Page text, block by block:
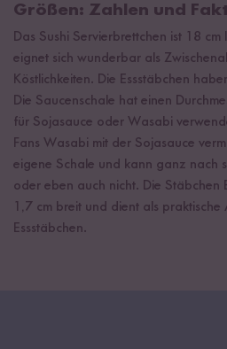
Größen: Zahlen und
Das Sushi Servierbrettchen ist 18
eignet sich wunderbar als
Köstlichkeiten. Die Essstäbchen
Die Saucenschale hat einen
für Sojasauce oder Wasabi
Fans Wasabi mit der Sojasauce
eigene Schale und kann ganz nach
oder eben auch nicht. Die Stäbchen
1,7 cm breit und dient als
Essstäbchen.